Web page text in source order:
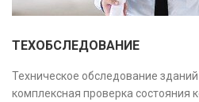
ТЕХОБСЛЕДОВАНИЕ
Техническое обследование
комплексная проверка состояния